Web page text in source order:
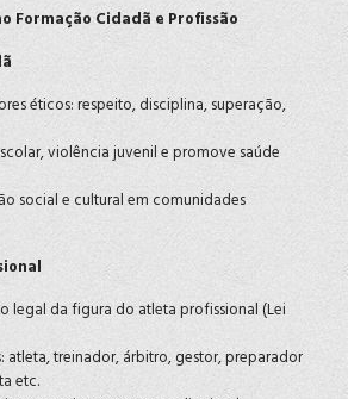
Formação Cidadã e Profissão
éticos: respeito, disciplina, superação,
violência juvenil e promove saúde
social e cultural em comunidades
legal da figura do atleta profissional (Lei
atleta, treinador, árbitro, gestor, preparador
etc.